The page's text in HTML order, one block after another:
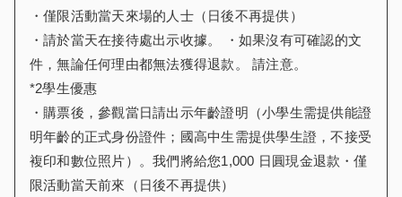
・僅限活動當天來場的人士（日後不再提供）
・請於當天在接待處出示收據。 ・如果沒有可確認的文
件，無論任何理由都無法獲得退款。 請注意。
*2學生優惠
・購票後，參觀當日請出示年齡證明（小學生需提供能證
明年齡的正式身份證件；國高中生需提供學生證，不接受
複印和數位照片）。我們將給您1,000 日圓現金退款・僅
限活動當天前來（日後不再提供）